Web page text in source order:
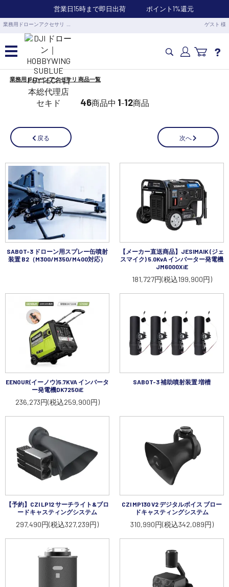
営業日15時まで即日出荷 ポイント1%還元
業務用ドローンアクセサリ … ゲスト 様
カメラドローン・生活家電
業務用ドローン・業務関連製品
水中ドローン(ROV)・水中スクーター
RC・ロボット部品
講習会･国家資格･WEBセミナー
サポート・Q&A / 法人・学生のお客様
取扱店舗一覧
SEKIDO
コーポレートサイト
業務用ドローンアクセサリ 商品一覧
46商品中 1-12商品
戻る 次へ
SABOT-3 ドローン用スプレー缶噴射
装置 B2（M300/M350/M400対応）
【メーカー直送商品】JESIMAIK (ジェ
スマイク) 5.0KvA インバーター発電機
JM6000XiE
181,727円(税込199,900円)
EENOUR(イーノウ)5.7KVA インバータ
ー発電機DK7250iE
236,273円(税込259,900円)
SABOT-3 補助噴射装置 増槽
【予約】CZI LP12 サーチライト&ブロ
ードキャスティングシステム
297,490円(税込327,239円)
CZI MP130 V2 デジタルボイス ブロー
ドキャスティングシステム
310,990円(税込342,089円)